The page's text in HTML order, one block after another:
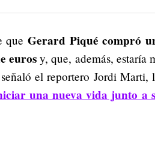
que Gerard Piqué compró
eurosy, que, además, estaría
el reportero Jordi Marti,
una nueva vida junto a